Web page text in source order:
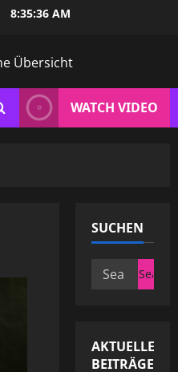
8:35:37 AM
WATCH VIDEO
SUCHEN
Search
AKTUELLE
BEITRÄGE